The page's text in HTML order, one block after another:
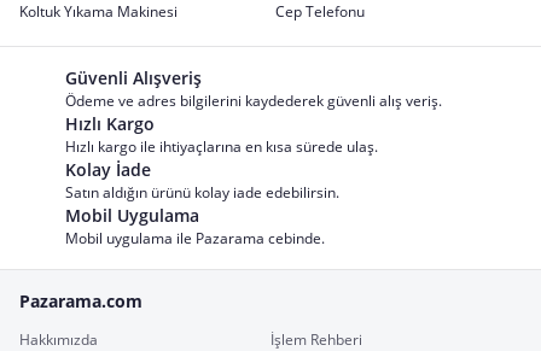
Koltuk Yıkama Makinesi
Cep Telefonu
Güvenli Alışveriş
Ödeme ve adres bilgilerini kaydederek güvenli alış veriş.
Hızlı Kargo
Hızlı kargo ile ihtiyaçlarına en kısa sürede ulaş.
Kolay İade
Satın aldığın ürünü kolay iade edebilirsin.
Mobil Uygulama
Mobil uygulama ile Pazarama cebinde.
Pazarama.com
Hakkımızda
İşlem Rehberi